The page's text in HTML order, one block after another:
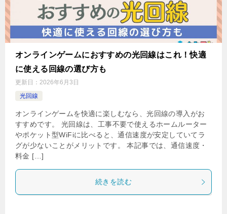
オンラインゲームにおすすめの光回線はこれ！快適
に使える回線の選び方も
更新日： 2026年6月3日
光回線
オンラインゲームを快適に楽しむなら、光回線の導入がお
すすめです。 光回線は、工事不要で使えるホームルーター
やポケット型WiFiに比べると、通信速度が安定していてラ
グが少ないことがメリットです。 本記事では、通信速度・
料金 […]
続きを読む